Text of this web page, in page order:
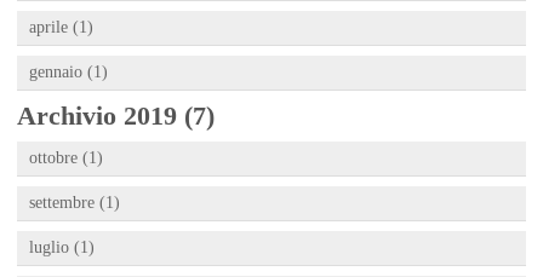
aprile (1)
gennaio (1)
Archivio 2019 (7)
ottobre (1)
settembre (1)
luglio (1)